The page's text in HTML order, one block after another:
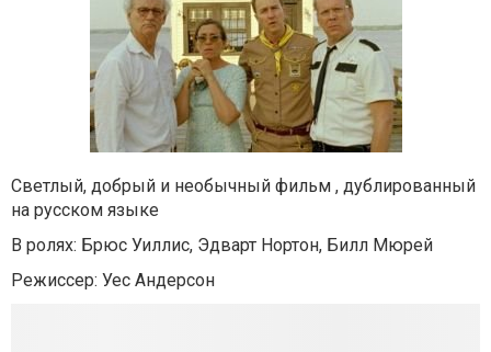
Светлый, добрый и необычный фильм , дублированный
на русском языке
В ролях: Брюс Уиллис, Эдварт Нортон, Билл Мюрей
Режиссер: Уес Андерсон